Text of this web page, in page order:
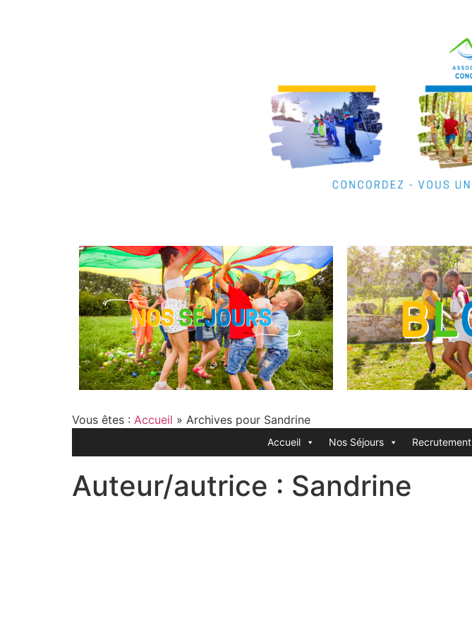
Vous êtes : Accueil » Archives pour Sandrine
Accueil Nos Séjours Recrutement
Auteur/autrice : Sandrine